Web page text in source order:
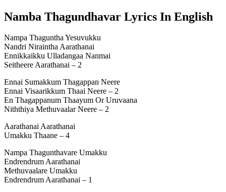
Namba Thagundhavar Lyrics In English
Nampa Thaguntha Yesuvukku
Nandri Niraintha Aarathanai
Ennikkaikku Ulladangaa Nanmai
Seitheere Aarathanai – 2
Ennai Sumakkum Thagappan Neere
Ennai Visaarikkum Thaai Neere – 2
En Thagappanum Thaayum Or Uruvaana
Niththiya Methuvaalar Neere – 2
Aarathanai Aarathanai
Umakku Thaane – 4
Nampa Thagunthavare Umakku
Endrendrum Aarathanai
Methuvaalare Umakku
Endrendrum Aarathanai – 1